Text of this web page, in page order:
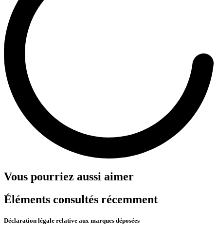
Vous pourriez aussi aimer
Éléments consultés récemment
Déclaration légale relative aux marques déposées